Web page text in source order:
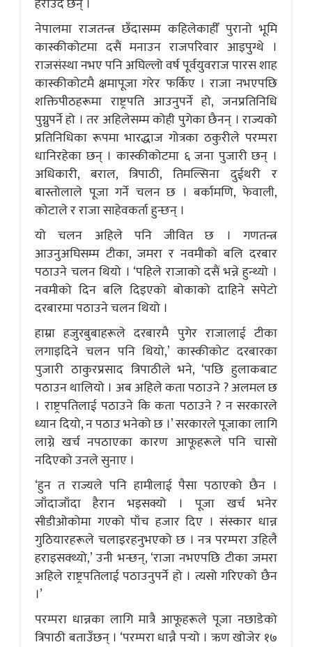
हराउँदै छन् ।
नेपालमा राजतन्त्र छँदासम्म कहिलेकाहीँ पुरानो भूमि
कास्कीकोटमा दसैं मनाउन राजपरिवार आइपुग्थे ।
राजसंस्था नभए पनि अघिल्लो वर्ष पूर्वयुवराज पारस शाह
कास्कीकोटमै क्षमापूजा गरेर फर्किए । राजा नभएपछि
शक्तिपीठहरूमा राष्ट्रपति आउनुपर्ने हो, जनप्रतिनिधि
पुग्नुपर्ने हो । तर अहिलेसम्म कोही पुगेका छैनन् । राज्यको
प्रतिनिधिका रूपमा भारद्धाज गोत्रका ठकुरीले परम्परा
धानिरहेका छन् । कास्कीकोटमा ६ जना पुजारी छन् ।
अधिकारी, बराल, त्रिपाठी, तिमल्सिना दुईथरी र
बास्तोलाले पूजा गर्ने चलन छ । बर्कामणि, फेवाली,
कोटाले र राजा साहेवकर्ता हुन्छन् ।
यो चलन अहिले पनि जीवित छ । गणतन्त्र
आउनुअघिसम्म टीका, जमरा र नवमीको बलि दरबार
पठाउने चलन थियो । ‘पहिले राजाको दसैं भन्ने हुन्थ्यो ।
नवमीको दिन बलि दिइएको बोकाको दाहिने सपेटो
दरबारमा पठाउने चलन थियो ।
हाम्रा हजुरबुबाहरूले दरबारमै पुगेर राजालाई टीका
लगाइदिने चलन पनि थियो,’ कास्कीकोट दरबारका
पुजारी ठाकुरप्रसाद त्रिपाठीले भने, ‘पछि हुलाकबाट
पठाउन थालियो । अब अहिले कता पठाउने ? अलमल छ
। राष्ट्रपतिलाई पठाउने कि कता पठाउने ? न सरकारले
ध्यान दियो, न पठाउ भनेको छ ।’ सरकारले पूजाका लागि
लाग्ने खर्च नपठाएका कारण आफूहरूले पनि चासो
नदिएको उनले सुनाए ।
‘हुन त राज्यले पनि हामीलाई पैसा पठाएको छैन ।
जाँदाजाँदा हैरान भइसक्यो । पूजा खर्च भनेर
सीडीओकोमा गएको पाँच हजार दिए । संस्कार धान्न
गुठियारहरूले चलाइरहनुभएको छ । नत्र परम्परा उहिलै
हराइसक्थ्यो,’ उनी भन्छन्, ‘राजा नभएपछि टीका जमरा
अहिले राष्ट्रपतिलाई पठाउनुपर्ने हो । त्यसो गरिएको छैन
।’
परम्परा धान्नका लागि मात्रै आफूहरूले पूजा नछाडेको
त्रिपाठी बताउँछन् । ‘परम्परा धान्नै पर्‍यो । ऋण खोजेर १७